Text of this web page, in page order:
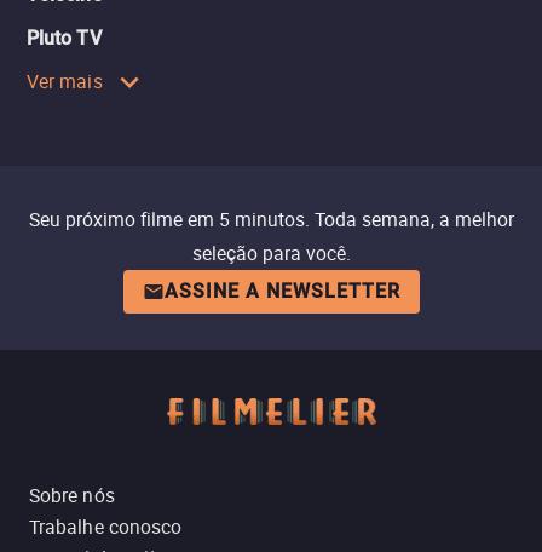
Pluto TV
Ver mais
Seu próximo filme em 5 minutos. Toda semana, a melhor
seleção para você.
ASSINE A NEWSLETTER
Sobre nós
Trabalhe conosco